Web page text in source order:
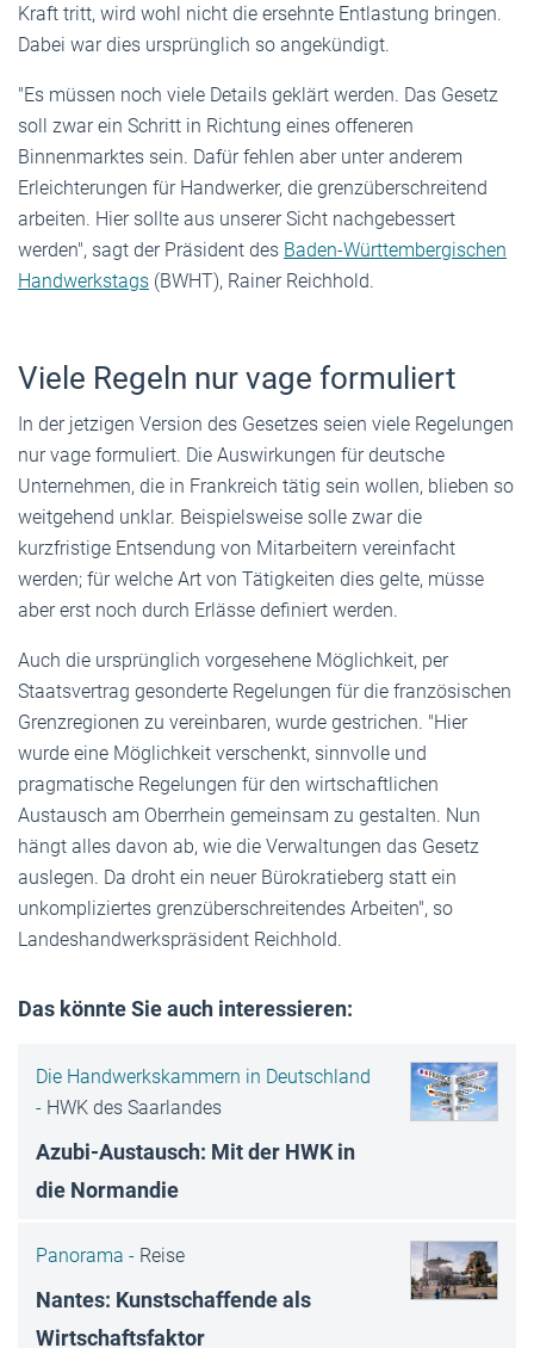
Kraft tritt, wird wohl nicht die ersehnte Entlastung bringen.
Dabei war dies ursprünglich so angekündigt.
"Es müssen noch viele Details geklärt werden. Das Gesetz
soll zwar ein Schritt in Richtung eines offeneren
Binnenmarktes sein. Dafür fehlen aber unter anderem
Erleichterungen für Handwerker, die grenzüberschreitend
arbeiten. Hier sollte aus unserer Sicht nachgebessert
werden", sagt der Präsident des Baden-Württembergischen
Handwerkstags (BWHT), Rainer Reichhold.
Viele Regeln nur vage formuliert
In der jetzigen Version des Gesetzes seien viele Regelungen
nur vage formuliert. Die Auswirkungen für deutsche
Unternehmen, die in Frankreich tätig sein wollen, blieben so
weitgehend unklar. Beispielsweise solle zwar die
kurzfristige Entsendung von Mitarbeitern vereinfacht
werden; für welche Art von Tätigkeiten dies gelte, müsse
aber erst noch durch Erlässe definiert werden.
Auch die ursprünglich vorgesehene Möglichkeit, per
Staatsvertrag gesonderte Regelungen für die französischen
Grenzregionen zu vereinbaren, wurde gestrichen. "Hier
wurde eine Möglichkeit verschenkt, sinnvolle und
pragmatische Regelungen für den wirtschaftlichen
Austausch am Oberrhein gemeinsam zu gestalten. Nun
hängt alles davon ab, wie die Verwaltungen das Gesetz
auslegen. Da droht ein neuer Bürokratieberg statt ein
unkompliziertes grenzüberschreitendes Arbeiten", so
Landeshandwerkspräsident Reichhold.
Das könnte Sie auch interessieren:
Die Handwerkskammern in Deutschland
- HWK des Saarlandes
Azubi-Austausch: Mit der HWK in
die Normandie
Panorama - Reise
Nantes: Kunstschaffende als
Wirtschaftsfaktor